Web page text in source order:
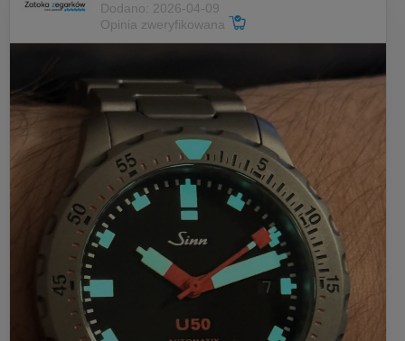
Dodano: 2026-04-09
Opinia zweryfikowana